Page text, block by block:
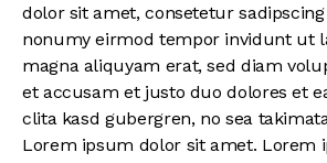
dolor sit amet, consetetur
nonumy eirmod tempor invidunt ut
magna aliquyam erat, sed diam
et accusam et justo duo dolores et
clita kasd gubergren, no sea
Lorem ipsum dolor sit amet. Lorem